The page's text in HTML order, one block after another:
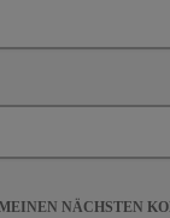
NÄCHSTEN